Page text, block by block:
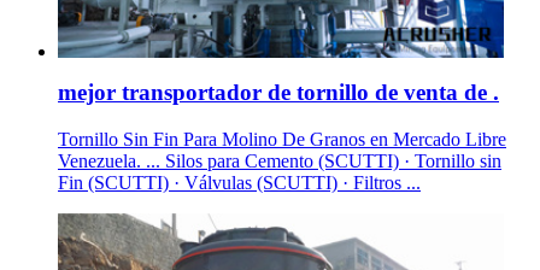
mejor transportador de tornillo de venta de .
Tornillo Sin Fin Para Molino De Granos en Mercado Libre
Venezuela. ... Silos para Cemento (SCUTTI) · Tornillo sin
Fin (SCUTTI) · Válvulas (SCUTTI) · Filtros ...